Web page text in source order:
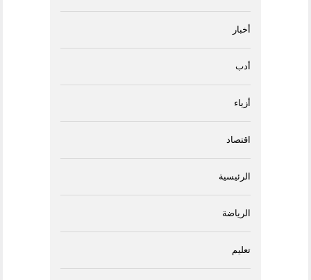
أخبار
أدب
أزياء
اقتصاد
الرئيسية
الرياضة
تعليم